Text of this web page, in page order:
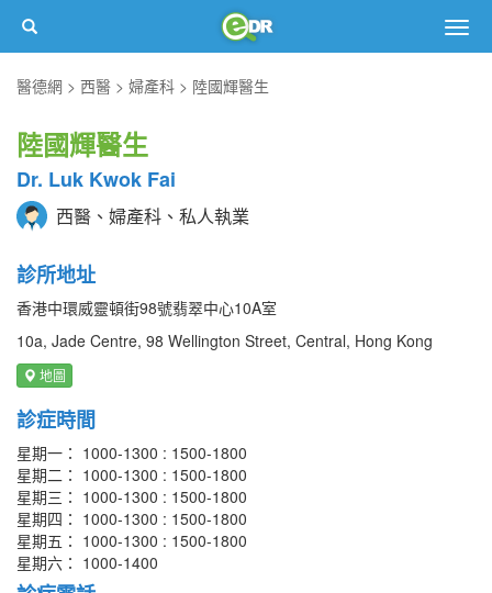
醫德網
西醫 婦產科 陸國輝醫生
陸國輝醫生
Dr. Luk Kwok Fai
西醫、婦產科、私人執業
診所地址
香港中環威靈頓街98號翡翠中心10A室
10a, Jade Centre, 98 Wellington Street, Central, Hong Kong
地圖
診症時間
星期一： 1000-1300 : 1500-1800
星期二： 1000-1300 : 1500-1800
星期三： 1000-1300 : 1500-1800
星期四： 1000-1300 : 1500-1800
星期五： 1000-1300 : 1500-1800
星期六： 1000-1400